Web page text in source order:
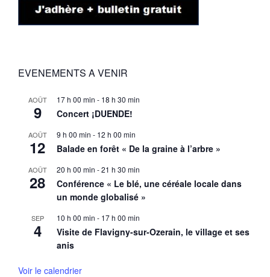
EVENEMENTS A VENIR
AOÛT
9
17 h 00 min - 18 h 30 min
Concert ¡DUENDE!
AOÛT
12
9 h 00 min - 12 h 00 min
Balade en forêt « De la graine à l’arbre »
AOÛT
28
20 h 00 min -21 h 30 min
Conférence « Le blé, une céréale locale dans
un monde globalisé »
SEP
4
10 h 00 min - 17 h 00 min
Visite de Flavigny-sur-Ozerain, le village et ses
anis
Voir le calendrier